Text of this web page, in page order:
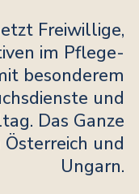
Freiwillige,
im Pflege-
besonderem
und
Das Ganze
und
Ungarn.